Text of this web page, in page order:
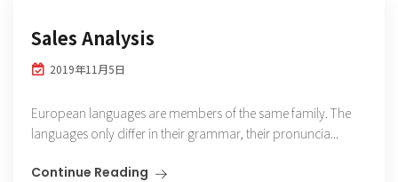
Sales Analysis
2019年11月5日
European languages are members of the same family. The
languages only differ in their grammar, their pronuncia...
Continue Reading